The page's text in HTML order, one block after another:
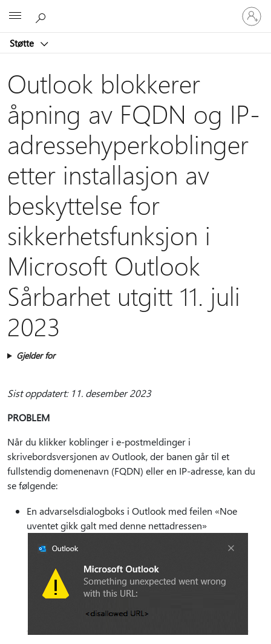
Støtte
Logg
på
kontoen
Outlook blokkerer
åpning av FQDN og IP-
adressehyperkoblinger
etter installasjon av
beskyttelse for
sikkerhetsfunksjon i
Microsoft Outlook
Sårbarhet utgitt 11. juli
2023
Gjelder for
Sist oppdatert: 11. desember 2023
PROBLEM
Når du klikker koblinger i e-postmeldinger i
skrivebordsversjonen av Outlook, der banen går til et
fullstendig domenenavn (FQDN) eller en IP-adresse, kan du
se følgende:
En advarselsdialogboks i Outlook med feilen «Noe
uventet gikk galt med denne nettadressen»